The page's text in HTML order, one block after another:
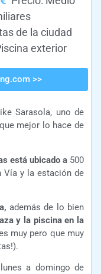
de la ciudad
exterior
>>
Sarasola, uno de
mejor lo hace de
está ubicado a 500
Vía y la estación de
además de lo bien
y la piscina en la
muy pero que muy
a domingo de